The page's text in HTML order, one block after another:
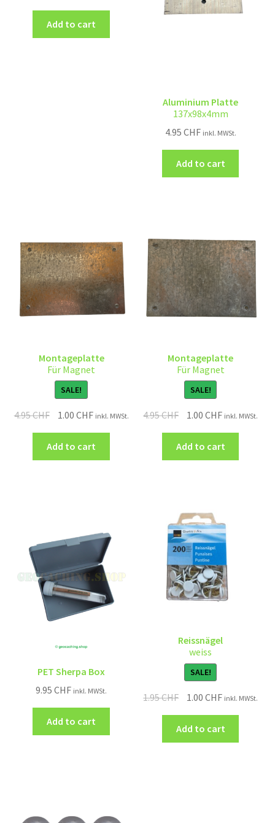
Add to cart
Aluminium Platte
137x98x4mm
4.95 CHF inkl. MWSt.
Add to cart
Montageplatte
Für Magnet
SALE!
4.95CHF 1.00 CHF inkl. MWSt.
Add to cart
Montageplatte
Für Magnet
SALE!
4.95CHF 1.00CHF inkl. MWSt.
Add to cart
PET Sherpa Box
9.95CHF inkl. MWSt.
Add to cart
Reissnägel
weiss
SALE!
1.95CHF 1.00CHF inkl. MWSt.
Add to cart